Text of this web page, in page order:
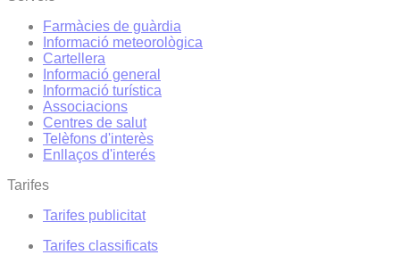
Farmàcies de guàrdia
Informació meteorològica
Cartellera
Informació general
Informació turística
Associacions
Centres de salut
Telèfons d'interès
Enllaços d'interés
Tarifes
Tarifes publicitat
Tarifes classificats